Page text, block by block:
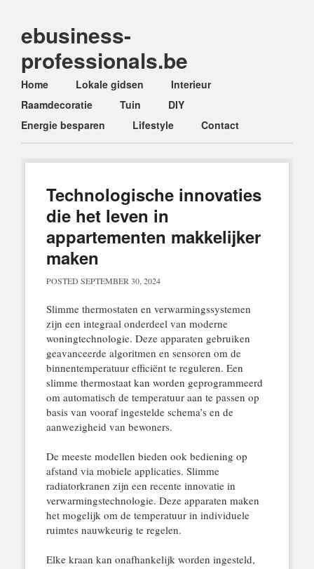
ebusiness-
professionals.be
Main menu
Skip
to
content
Home Lokale gidsen
Interieur
Raamdecoratie
Tuin
DIY
Energie besparen
Lifestyle Contact
Technologische innovaties
die het leven in
appartementen makkelijker
maken
POSTED SEPTEMBER 30, 2024
Slimme thermostaten en verwarmingssystemen
zijn een integraal onderdeel van moderne
woningtechnologie. Deze apparaten gebruiken
geavanceerde algoritmen en sensoren om de
binnentemperatuur efficiënt te reguleren. Een
slimme thermostaat kan worden geprogrammeerd
om automatisch de temperatuur aan te passen op
basis van vooraf ingestelde schema’s en de
aanwezigheid van bewoners.
De meeste modellen bieden ook bediening op
afstand via mobiele applicaties. Slimme
radiatorkranen zijn een recente innovatie in
verwarmingstechnologie. Deze apparaten maken
het mogelijk om de temperatuur in individuele
ruimtes nauwkeurig te regelen.
Elke kraan kan onafhankelijk worden ingesteld,